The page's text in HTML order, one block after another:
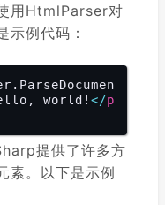
用HtmlParser对
示例代码：
world! </p
提供了许多方
素。以下是示例